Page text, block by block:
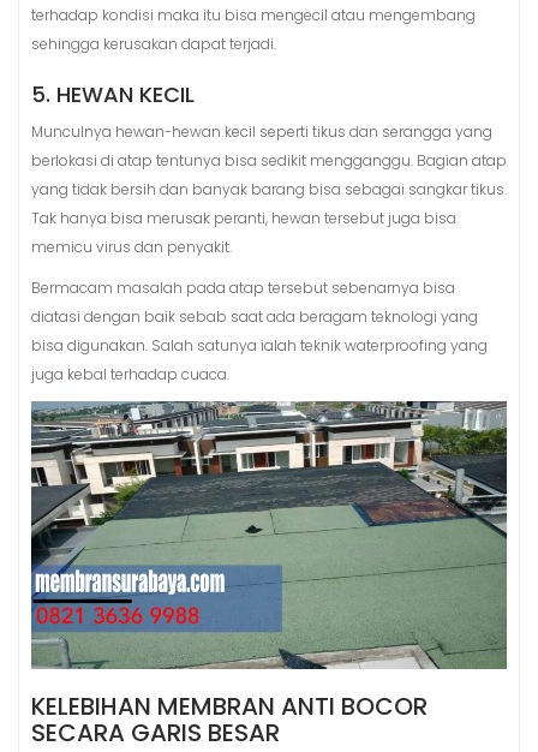
terhadap kondisi maka itu bisa mengecil atau mengembang
sehingga kerusakan dapat terjadi.
5. HEWAN KECIL
Munculnya hewan-hewan kecil seperti tikus dan serangga yang
berlokasi di atap tentunya bisa sedikit mengganggu. Bagian atap
yang tidak bersih dan banyak barang bisa sebagai sangkar tikus.
Tak hanya bisa merusak peranti, hewan tersebut juga bisa
memicu virus dan penyakit.
Bermacam masalah pada atap tersebut sebenarnya bisa
diatasi dengan baik sebab saat ada beragam teknologi yang
bisa digunakan. Salah satunya ialah teknik waterproofing yang
juga kebal terhadap cuaca.
KELEBIHAN MEMBRAN ANTI BOCOR
SECARA GARIS BESAR